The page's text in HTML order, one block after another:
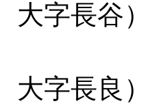
字長谷）
字長良）